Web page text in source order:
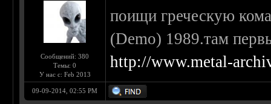
Сообщений: 380
Темы: 0
У нас с: Feb 2013
поищи греческую
(Demo) 1989.там
http://www.metal-
09-09-2014, 02:55 PM